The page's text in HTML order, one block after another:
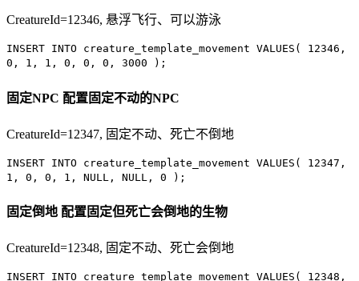
CreatureId=12346, 悬浮飞行、可以游泳
INSERT INTO creature_template_movement VALUES ( 12346 ,
0 , 1 , 1 , 0 , 0 , 0 , 3000 );
固定NPC 配置固定不动的NPC
CreatureId=12347, 固定不动、死亡不倒地
INSERT INTO creature_template_movement VALUES ( 12347 ,
1 , 0 , 0 , 1 , NULL , NULL , 0 );
固定倒地 配置固定但死亡会倒地的生物
CreatureId=12348, 固定不动、死亡会倒地
INSERT INTO creature_template_movement VALUES ( 12348 ,